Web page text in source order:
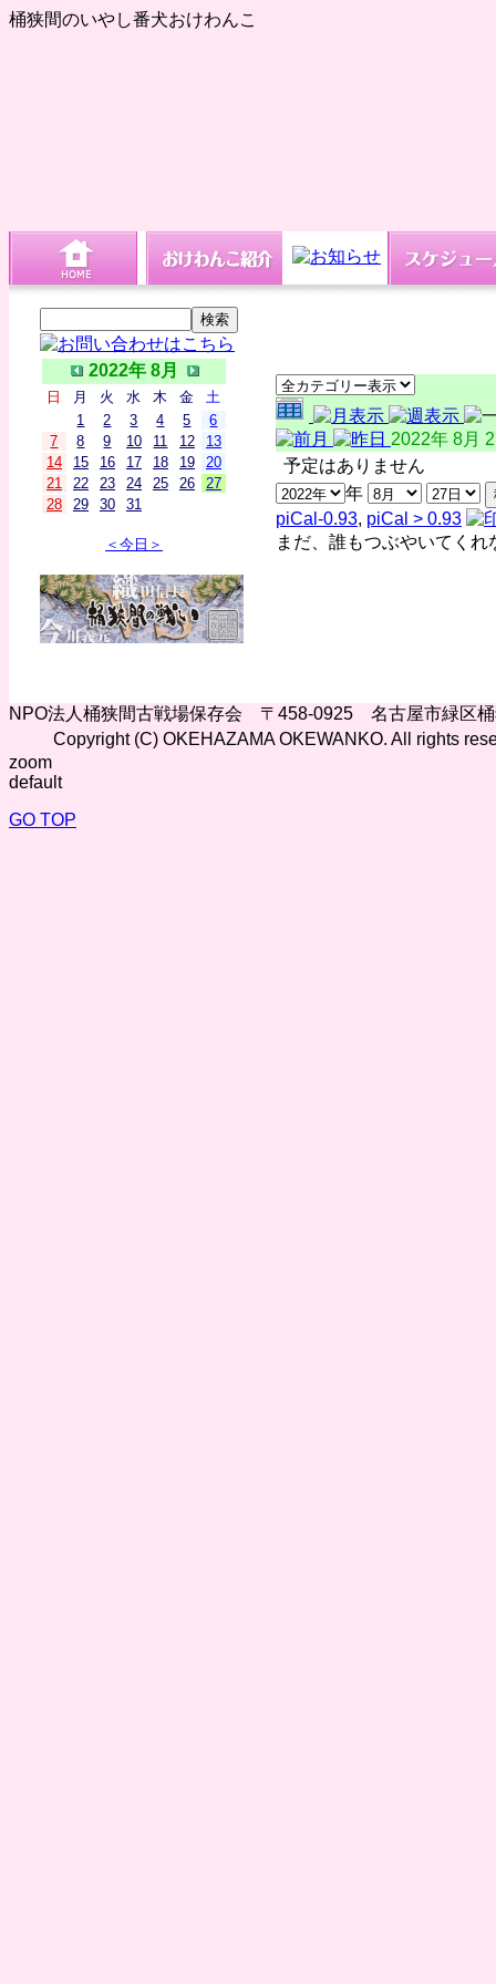
桶狭間のいやし番犬おけわんこ
2022年 8月
日 月 火 水 木 金
土
1
2 3 4 5
6
7
8 9 10 11 12
13
14
15 16 17 18 19
20
21
22 23 24 25 26
27
28
29 30 31
＜今日＞
2022年 8月
予定はありません
年
piCal-0.93, piCal > 0.93
まだ、誰もつぶやいてく
NPO法人桶狭間古戦場保存会 〒458-0925 名古屋市緑区桶
Copyright (C) OKEHAZAMA OKEWANKO. All rights
zoom
default
GO TOP